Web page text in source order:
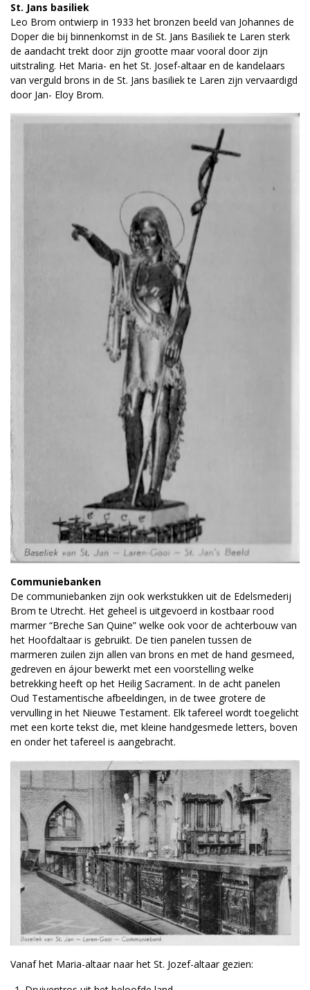
St. Jans basiliek
Leo Brom ontwierp in 1933 het bronzen beeld van Johannes de
Doper die bij binnenkomst in de St. Jans Basiliek te Laren sterk
de aandacht trekt door zijn grootte maar vooral door zijn
uitstraling. Het Maria- en het St. Josef-altaar en de kandelaars
van verguld brons in de St. Jans basiliek te Laren zijn vervaardigd
door Jan- Eloy Brom.
Communiebanken
De communiebanken zijn ook werkstukken uit de Edelsmederij
Brom te Utrecht. Het geheel is uitgevoerd in kostbaar rood
marmer “Breche San Quine” welke ook voor de achterbouw van
het Hoofdaltaar is gebruikt. De tien panelen tussen de
marmeren zuilen zijn allen van brons en met de hand gesmeed,
gedreven en ájour bewerkt met een voorstelling welke
betrekking heeft op het Heilig Sacrament. In de acht panelen
Oud Testamentische afbeeldingen, in de twee grotere de
vervulling in het Nieuwe Testament. Elk tafereel wordt toegelicht
met een korte tekst die, met kleine handgesmede letters, boven
en onder het tafereel is aangebracht.
Vanaf het Maria-altaar naar het St. Jozef-altaar gezien: